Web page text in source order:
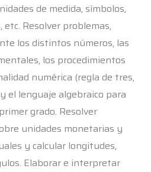
de medida, símbolos,
Resolver problemas,
los distintos números, las
los procedimientos
numérica (regla de tres,
el lenguaje algebraico para
grado. Resolver
unidades monetarias y
y calcular longitudes,
Elaborar e interpretar